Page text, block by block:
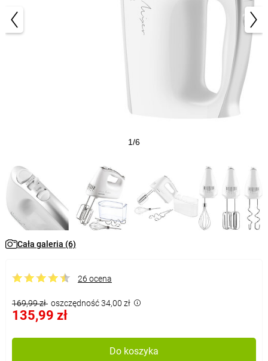
1/6
Cała galeria (6)
26 ocena
169,99 zł oszczędność 34,00 zł
135,99 zł
Do koszyka